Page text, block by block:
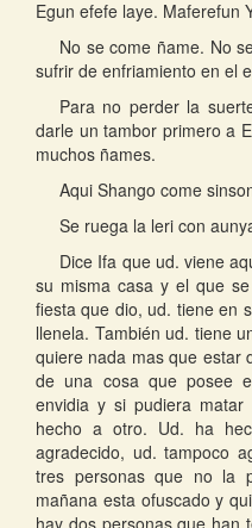
Egun efefe laye. Maferefun
No se come ñame. No
sufrir de enfriamiento en el
Para no perder la
darle un tambor primero a
muchos ñames.
Aqui Shango come
Se ruega la leri con
Dice Ifa que ud. viene
su misma casa y el que
fiesta que dio, ud. tiene en
llenela. También ud. tiene
quiere nada mas que estar
de una cosa que posee
envidia y si pudiera
hecho a otro. Ud. ha
agradecido, ud. tampoco
tres personas que no la
mañana esta ofuscado y
hay dos personas que han